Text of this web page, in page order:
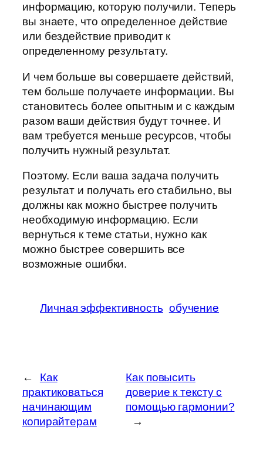
информацию, которую получили. Теперь
вы знаете, что определенное действие
или бездействие приводит к
определенному результату.
И чем больше вы совершаете действий,
тем больше получаете информации. Вы
становитесь более опытным и с каждым
разом ваши действия будут точнее. И
вам требуется меньше ресурсов, чтобы
получить нужный результат.
Поэтому. Если ваша задача получить
результат и получать его стабильно, вы
должны как можно быстрее получить
необходимую информацию. Если
вернуться к теме статьи, нужно как
можно быстрее совершить все
возможные ошибки.
Личная эффективность обучение
←
Как
практиковаться
начинающим
копирайтерам
Как повысить
доверие к тексту с
помощью гармонии?
→